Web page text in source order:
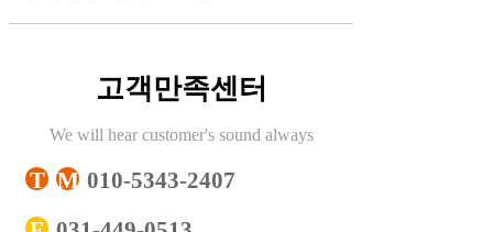
고객만족센터
We will hear customer's sound always
T M 010-5343-2407